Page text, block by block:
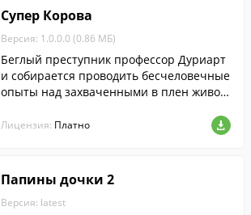
шая опробовать новую диету. Чтобы раз
обраться в этом хаосе, потребуется ваш
а дружеская помощь. Найдите все пред
меты, решите головоломки и наведите п
орядок в доме!
Супер Корова
Версия: 1.0.0.0 (0.86 МБ)
Беглый преступник профессор Дуриарт
и собирается проводить бесчеловечные
опыты над захваченными в плен живот
ть злодея и уничтожить всех его подруч
Лицензия: Платно
Папины дочки 2
Версия: latest